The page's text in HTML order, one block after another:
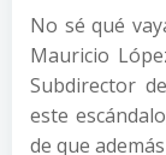
No sé qué
Mauricio
Subdirector
este
de que